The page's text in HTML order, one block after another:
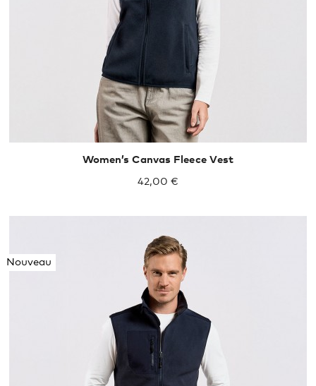
Women’s Canvas Fleece Vest
42,00 €
Nouveau
S L XXL